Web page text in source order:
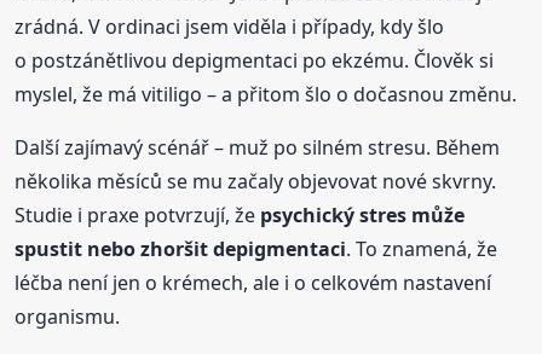
zrádná. V ordinaci jsem viděla i případy, kdy šlo
o postzánětlivou depigmentaci po ekzému. Člověk si
myslel, že má vitiligo – a přitom šlo o dočasnou změnu.
Další zajímavý scénář – muž po silném stresu. Během
několika měsíců se mu začaly objevovat nové skvrny.
Studie i praxe potvrzují, že psychický stres může
spustit nebo zhoršit depigmentaci. To znamená, že
léčba není jen o krémech, ale i o celkovém nastavení
organismu.